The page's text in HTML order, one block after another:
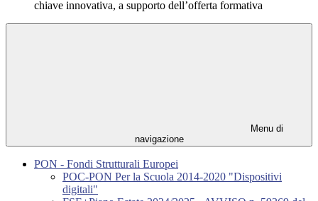
chiave innovativa, a supporto dell’offerta formativa
Menu di
navigazione
PON - Fondi Strutturali Europei
POC-PON Per la Scuola 2014-2020 "Dispositivi
digitali"